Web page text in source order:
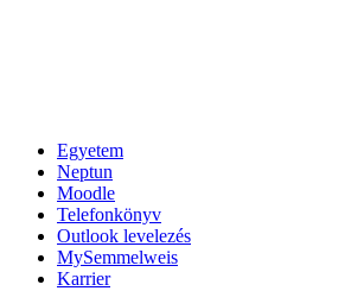
Egyetem
Neptun
Moodle
Telefonkönyv
Outlook levelezés
MySemmelweis
Karrier